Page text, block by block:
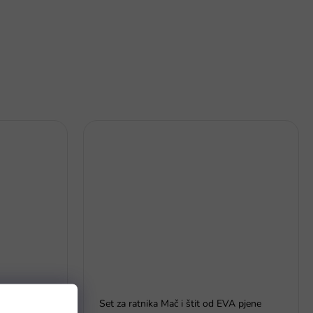
Set za ratnika Mač i štit od EVA pjene